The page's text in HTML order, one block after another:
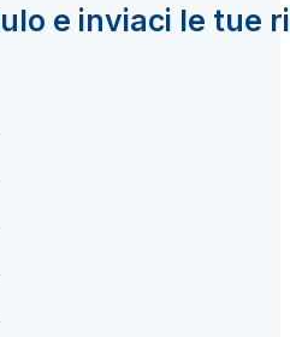
e inviaci le tue